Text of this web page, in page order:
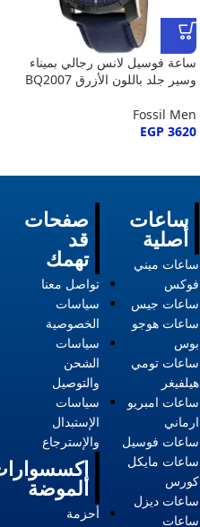
ساعة فوسيل لانس رجالي بميناء
وسير جلد باللون الأزرق BQ2007
Fossil Men
EGP 3620
صفحات
قد
تهمك
تواصل معنا
سياسات
الخصوصية
سياسات
الشحن
والتوصيل
سياسات
الإستبدال
والإسترجاع
الموضة
أحزمة
ساعات
أصلية
ساعات ميني
فوكس
ساعات جيس
ساعات هوجو
بوس
ساعات تومي
هيلفيغر
ساعات امبريو
ارماني
ساعات فوسيل
ساعات مايكل
كورس
ساعات ديزل
ساعات